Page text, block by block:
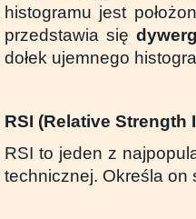
histogramu jest
przedstawia się
dołek ujemnego
RSI (Relative Strength
RSI to jeden z
technicznej. Określa on